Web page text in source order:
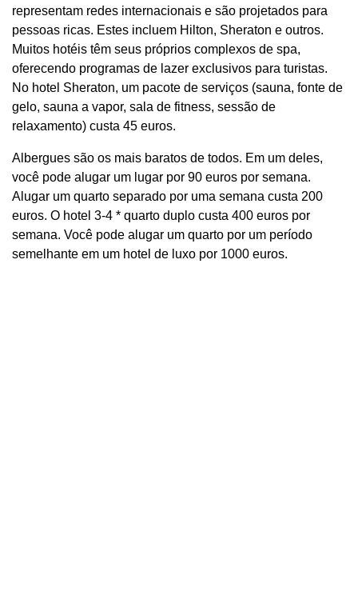
representam redes internacionais e são projetados para
pessoas ricas. Estes incluem Hilton, Sheraton e outros.
Muitos hotéis têm seus próprios complexos de spa,
oferecendo programas de lazer exclusivos para turistas.
No hotel Sheraton, um pacote de serviços (sauna, fonte de
gelo, sauna a vapor, sala de fitness, sessão de
relaxamento) custa 45 euros.
Albergues são os mais baratos de todos. Em um deles,
você pode alugar um lugar por 90 euros por semana.
Alugar um quarto separado por uma semana custa 200
euros. O hotel 3-4 * quarto duplo custa 400 euros por
semana. Você pode alugar um quarto por um período
semelhante em um hotel de luxo por 1000 euros.